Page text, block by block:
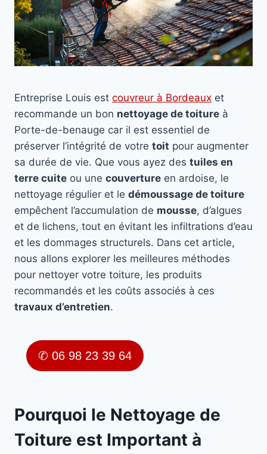
Entreprise Louis est couvreur à Bordeaux et
recommande un bon nettoyage de toiture à
Porte-de-benauge car il est essentiel de
préserver l’intégrité de votre toit pour augmenter
sa durée de vie. Que vous ayez des tuiles en
terre cuite ou une couverture en ardoise, le
nettoyage régulier et le démoussage de toiture
empêchent l’accumulation de mousse, d’algues
et de lichens, tout en évitant les infiltrations d’eau
et les dommages structurels. Dans cet article,
nous allons explorer les meilleures méthodes
pour nettoyer votre toiture, les produits
recommandés et les coûts associés à ces
travaux d’entretien.
✆ 06 98 23 39 64
Pourquoi le Nettoyage de
Toiture est Important à